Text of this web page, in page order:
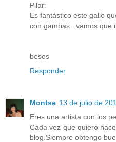
Pilar:
Es fantástico este gallo
con gambas...vamos que
besos
Responder
Montse 13 de julio de
Eres una artista con los
Cada vez que quiero
blog.Siempre obtengo